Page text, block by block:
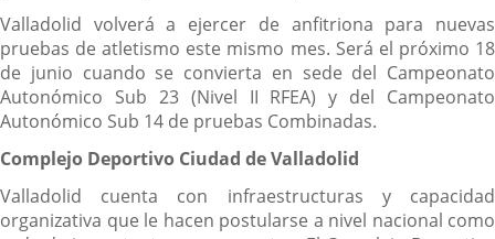
Valladolid volverá a ejercer de anfitriona para nuevas
pruebas de atletismo este mismo mes. Será el próximo 18
de junio cuando se convierta en sede del Campeonato
Autonómico Sub 23 (Nivel II RFEA) y del Campeonato
Autonómico Sub 14 de pruebas Combinadas.
Complejo Deportivo Ciudad de Valladolid
Valladolid cuenta con infraestructuras y capacidad
organizativa que le hacen postularse a nivel nacional como